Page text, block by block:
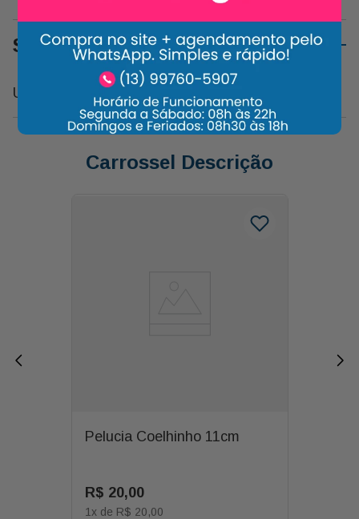
Sobre o Produto
Urso Dengoso Mini C/coração Você É Especial
Carrossel Descrição
Pelucia Coelhinho 11cm
R$ 20,00
1x de R$ 20,00